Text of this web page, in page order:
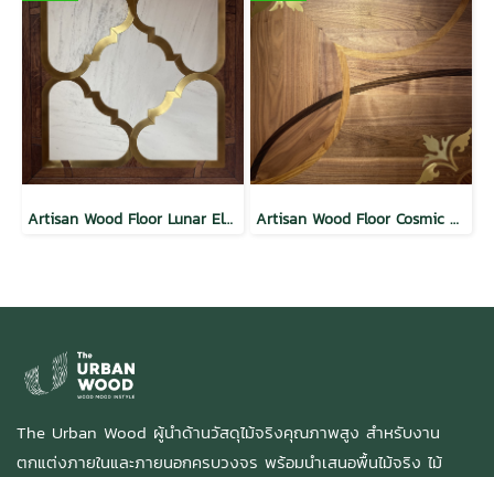
Artisan Wood Floor Lunar Elegance Artisan Wood Floor Cosmic Charm
The Urban Wood ผู้นำด้านวัสดุไม้จริงคุณภาพสูง สำหรับงาน
ตกแต่งภายในและภายนอกครบวงจร พร้อมนำเสนอพื้นไม้จริง ไม้